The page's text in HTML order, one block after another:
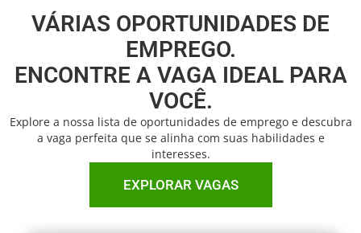
VÁRIAS OPORTUNIDADES DE
EMPREGO.
ENCONTRE A VAGA IDEAL PARA
VOCÊ.
Explore a nossa lista de oportunidades de emprego e descubra
a vaga perfeita que se alinha com suas habilidades e
interesses.
EXPLORAR VAGAS